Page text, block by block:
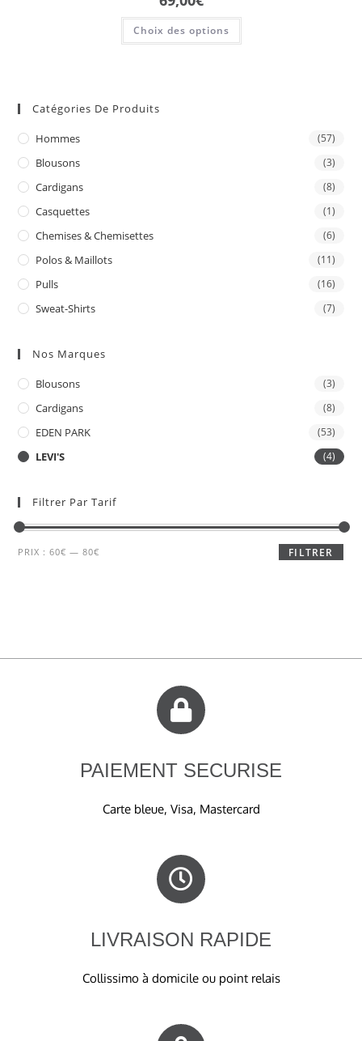
Choix des options
Catégories De Produits
Hommes (57)
Blousons (3)
Cardigans (8)
Casquettes (1)
Chemises & Chemisettes (6)
Polos & Maillots (11)
Pulls (16)
Sweat-Shirts (7)
Nos Marques
Blousons (3)
Cardigans (8)
EDEN PARK (53)
LEVI'S (4)
Filtrer Par Tarif
FILTRER
PRIX :60€ —80€
PAIEMENT SECURISE
Carte bleue, Visa, Mastercard
LIVRAISON RAPIDE
Collissimo à domicile ou point relais